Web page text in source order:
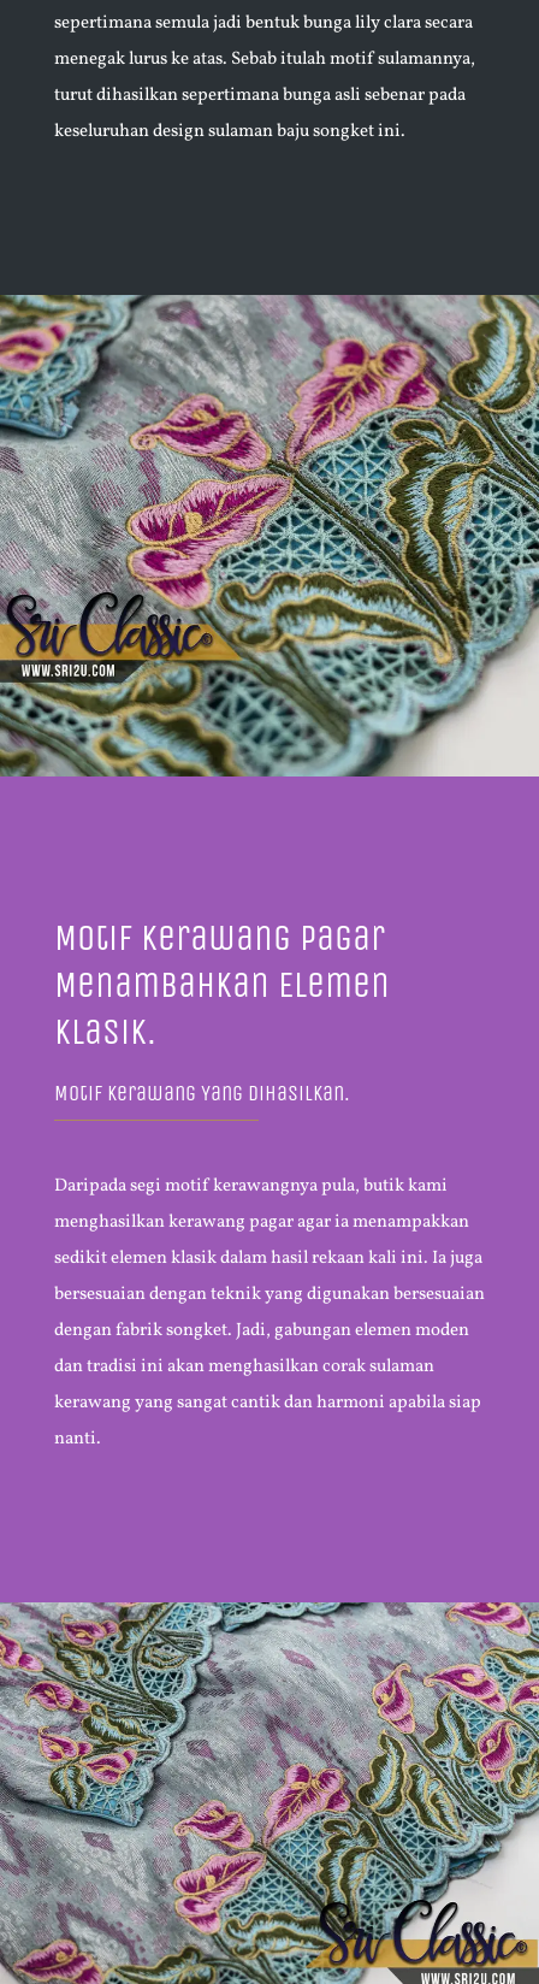
sepertimana semula jadi bentuk bunga lily clara secara
menegak lurus ke atas. Sebab itulah motif sulamannya,
turut dihasilkan sepertimana bunga asli sebenar pada
keseluruhan design sulaman baju songket ini.
Motif Kerawang Pagar
Menambahkan Elemen
Klasik.
Motif Kerawang Yang Dihasilkan.
Daripada segi motif kerawangnya pula, butik kami
menghasilkan kerawang pagar agar ia menampakkan
sedikit elemen klasik dalam hasil rekaan kali ini. Ia juga
bersesuaian dengan teknik yang digunakan bersesuaian
dengan fabrik songket. Jadi, gabungan elemen moden
dan tradisi ini akan menghasilkan corak sulaman
kerawang yang sangat cantik dan harmoni apabila siap
nanti.